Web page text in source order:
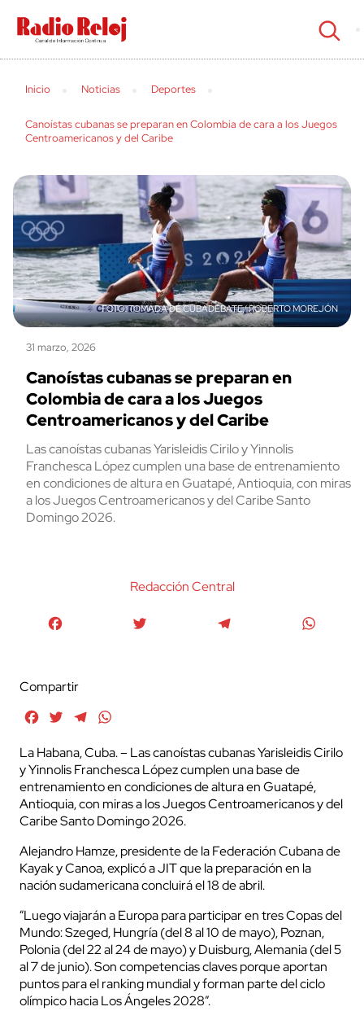
cerrar
Inicio Noticias Deportes
Canoístas cubanas se preparan en Colombia de cara a los Juegos
Centroamericanos y del Caribe
TOMADA DE CUBADEBATE/ ROBERTO MOREJÓN
31 marzo, 2026
Canoístas cubanas se preparan en
Colombia de cara a los Juegos
Centroamericanos y del Caribe
Las canoístas cubanas Yarisleidis Cirilo y Yinnolis
Franchesca López cumplen una base de entrenamiento
en condiciones de altura en Guatapé, Antioquia, con miras
a los Juegos Centroamericanos y del Caribe Santo
Domingo 2026.
Redacción Central
Compartir
FacebookTwitterTelegram
La Habana, Cuba. – Las canoístas cubanas Yarisleidis Cirilo
y Yinnolis Franchesca López cumplen una base de
entrenamiento en condiciones de altura en Guatapé,
Antioquia, con miras a los Juegos Centroamericanos y del
Caribe Santo Domingo 2026.
Alejandro Hamze, presidente de la Federación Cubana de
Kayak y Canoa, explicó a JIT que la preparación en la
nación sudamericana concluirá el 18 de abril.
“Luego viajarán a Europa para participar en tres Copas del
Mundo: Szeged, Hungría (del 8 al 10 de mayo), Poznan,
Polonia (del 22 al 24 de mayo) y Duisburg, Alemania (del 5
al 7 de junio). Son competencias claves porque aportan
puntos para el ranking mundial y forman parte del ciclo
olímpico hacia Los Ángeles 2028”.